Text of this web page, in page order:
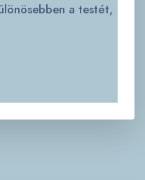
a testét,